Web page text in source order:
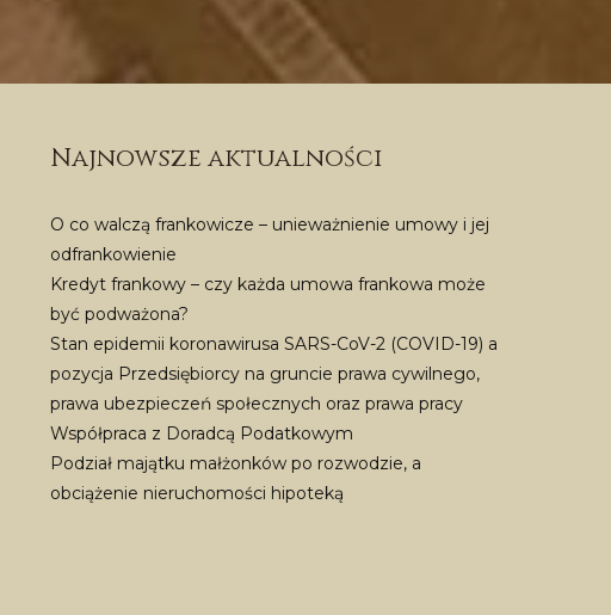
Najnowsze aktualności
O co walczą frankowicze – unieważnienie umowy i jej
odfrankowienie
Kredyt frankowy – czy każda umowa frankowa może
być podważona?
Stan epidemii koronawirusa SARS-CoV-2 (COVID-19) a
pozycja Przedsiębiorcy na gruncie prawa cywilnego,
prawa ubezpieczeń społecznych oraz prawa pracy
Współpraca z Doradcą Podatkowym
Podział majątku małżonków po rozwodzie, a
obciążenie nieruchomości hipoteką